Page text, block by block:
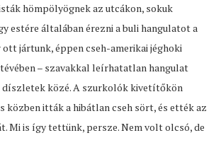
hömpölyögnek az utcákon, sokuk
estére általában érezni a buli hangulatot a
jártunk, éppen cseh-amerikai jéghoki
– szavakkal leírhatatlan hangulat
közé. A szurkolók kivetítőkön
közben itták a hibátlan cseh sört, és ették az
Mi is így tettünk, persze. Nem volt olcsó, de